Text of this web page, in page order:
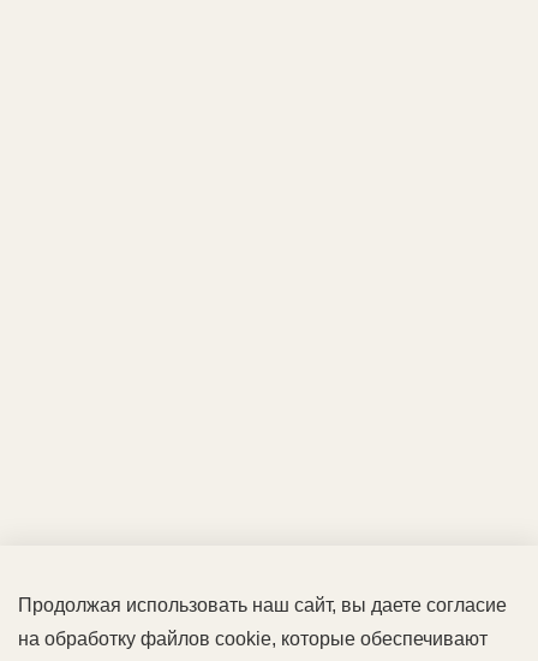
Продолжая использовать наш сайт, вы даете согласие
на обработку файлов cookie, которые обеспечивают